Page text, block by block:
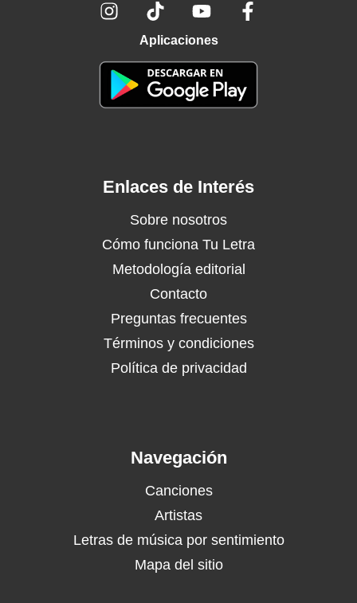
Aplicaciones
Enlaces de Interés
Sobre nosotros
Cómo funciona Tu Letra
Metodología editorial
Contacto
Preguntas frecuentes
Términos y condiciones
Política de privacidad
Navegación
Canciones
Artistas
Letras de música por sentimiento
Mapa del sitio